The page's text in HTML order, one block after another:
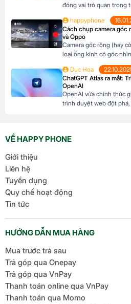
đóng vai trò quan trọng
thể dùng ChatGPT để
công cụ AI như
Creator, giúp tạo […]
happyphone
Cách chụp camera góc
và Oppo
Camera góc rộng (hay
loại ống kính có góc
một khung hình, tạo
tượng. Thường được
Duc Hoa
ChatGPT Atlas ra mắt:
OpenAI
OpenAI vừa chính thức
trình duyệt web đột
sàng […]
VỀ HAPPY PHONE
Giới thiệu
Liên hệ
Tuyển dụng
Quy chế hoạt động
Tin tức
HƯỚNG DẪN MUA HÀNG
Mua trước trả sau
Trả góp qua Onepay
Trả góp qua VnPay
Thanh toán online qua VnPay
Thanh toán qua Momo